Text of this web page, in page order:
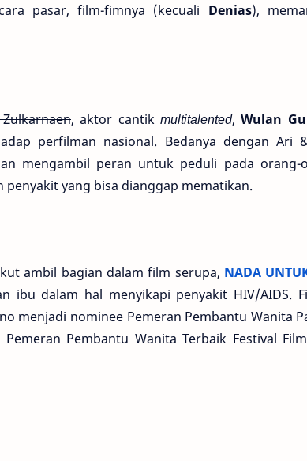
pasar, film-fimnya (kecuali Denias),
, aktor cantik multitalented,Wulan
perfilman nasional. Bedanya dengan Ari
mengambil peran untuk peduli pada orang-
yang bisa dianggap mematikan.
ambil bagian dalam film serupa, NADA
ibu dalam hal menyikapi penyakit HIV/AIDS.
menjadi nominee Pemeran Pembantu Wanita
Pemeran Pembantu Wanita Terbaik Festival